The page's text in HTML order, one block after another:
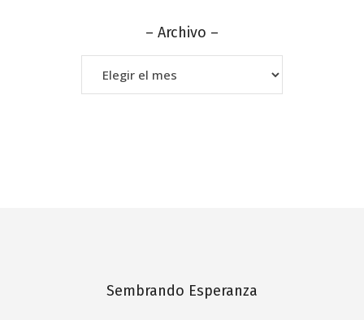
– Archivo –
–
Archivo
–
Sembrando Esperanza